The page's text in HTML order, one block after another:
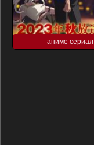
аниме сериал